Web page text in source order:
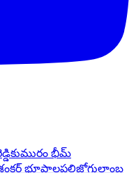
కుమురం భీమ్
భూపాలపల్లిజోగులాంబ